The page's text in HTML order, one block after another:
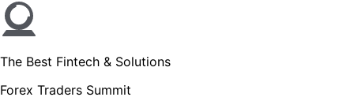
The Best Fintech & Solutions
Forex Traders Summit